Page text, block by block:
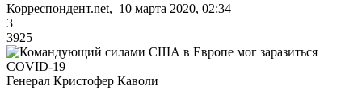
Корреспондент.net, 10 марта 2020, 02:34
3
3925
Генерал Кристофер Каволи